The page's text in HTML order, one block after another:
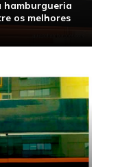
hamburgueria
os melhores